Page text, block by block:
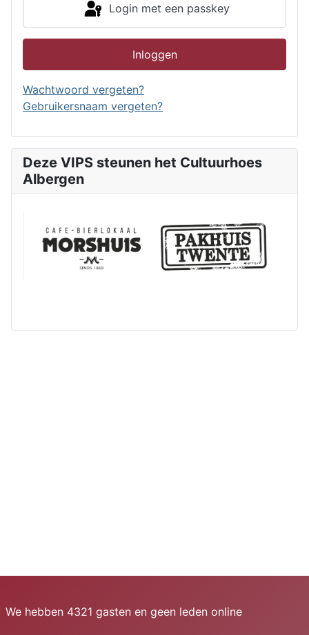
Login met een passkey
Inloggen
Wachtwoord vergeten?
Gebruikersnaam vergeten?
Deze VIPS steunen het Cultuurhoes
Albergen
We hebben 4321 gasten en geen leden online